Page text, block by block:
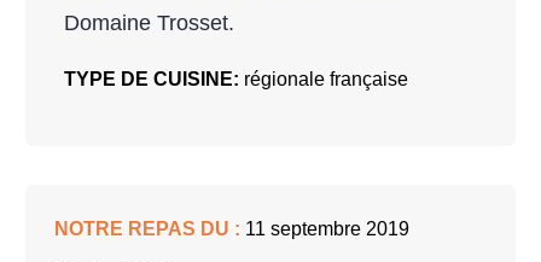
Domaine Trosset.
TYPE DE CUISINE: régionale française
NOTRE REPAS DU : 11 septembre 2019